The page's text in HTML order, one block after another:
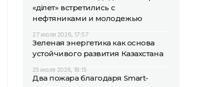
«Әділет» встретились с
нефтяниками и молодежью
27 июля 2026, 17:57
Зеленая энергетика как основа
устойчивого развития Казахстана
25 июля 2026, 18:15
Два пожара благодаря Smart-